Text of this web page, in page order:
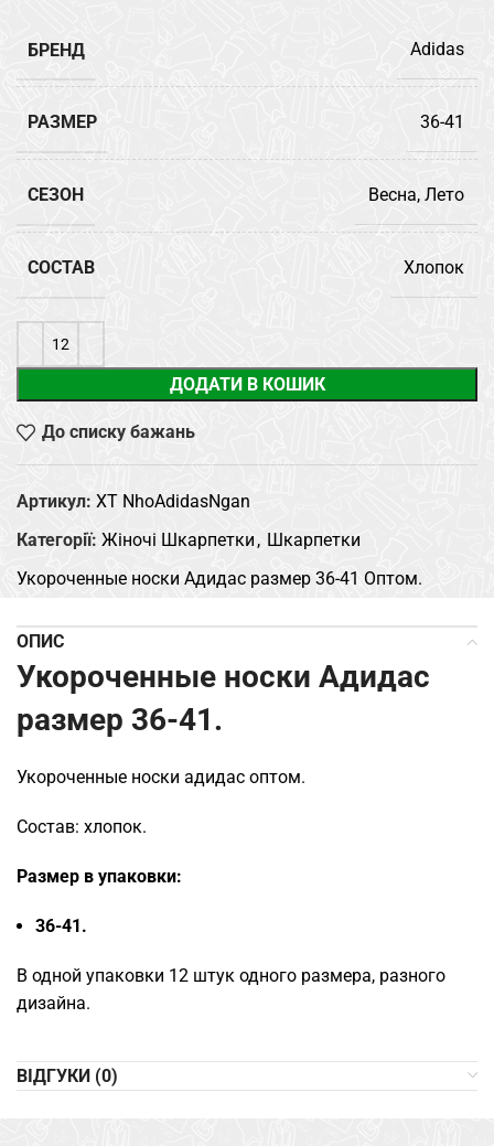
БРЕНД Adidas
РАЗМЕР 36-41
СЕЗОН Весна, Лето
СОСТАВ Хлопок
ДОДАТИ В КОШИК
До списку бажань
Артикул: XT NhoAdidasNgan
Категорії: Жіночі Шкарпетки , Шкарпетки
Укороченные носки Адидас размер 36-41 Оптом.
ОПИС
Укороченные носки Адидас
размер 36-41.
Укороченные носки адидас оптом.
Состав: хлопок.
Размер в упаковки:
36-41.
В одной упаковки 12 штук одного размера, разного
дизайна.
ВІДГУКИ (0)